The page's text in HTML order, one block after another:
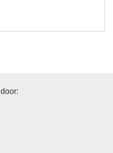
van de